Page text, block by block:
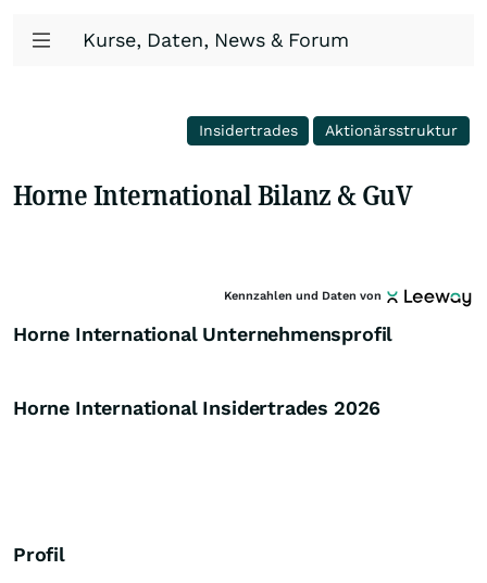
Kurse, Daten, News & Forum
Insidertrades Aktionärsstruktur
Horne International Bilanz & GuV
Kennzahlen und Daten von
Horne International Unternehmensprofil
Horne International Insidertrades 2026
Profil